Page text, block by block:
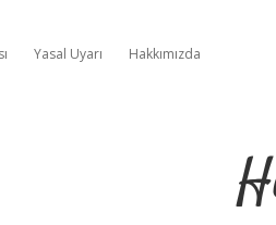
Yasal Uyarı Hakkımızda